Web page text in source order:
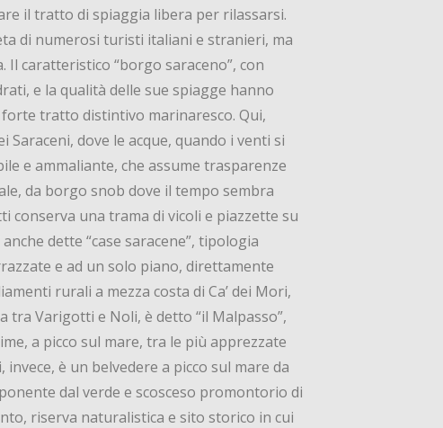
il tratto di spiaggia libera per rilassarsi.
di numerosi turisti italiani e stranieri, ma
caratteristico “borgo saraceno”, con
e la qualità delle sue spiagge hanno
tratto distintivo marinaresco. Qui,
Saraceni, dove le acque, quando i venti si
e ammaliante, che assume trasparenze
da borgo snob dove il tempo sembra
una trama di vicoli e piazzette su
dette “case saracene”, tipologia
e ad un solo piano, direttamente
rurali a mezza costa di Ca’ dei Mori,
tra Varigotti e Noli, è detto “il Malpasso”,
a picco sul mare, tra le più apprezzate
è un belvedere a picco sul mare da
dal verde e scosceso promontorio di
riserva naturalistica e sito storico in cui